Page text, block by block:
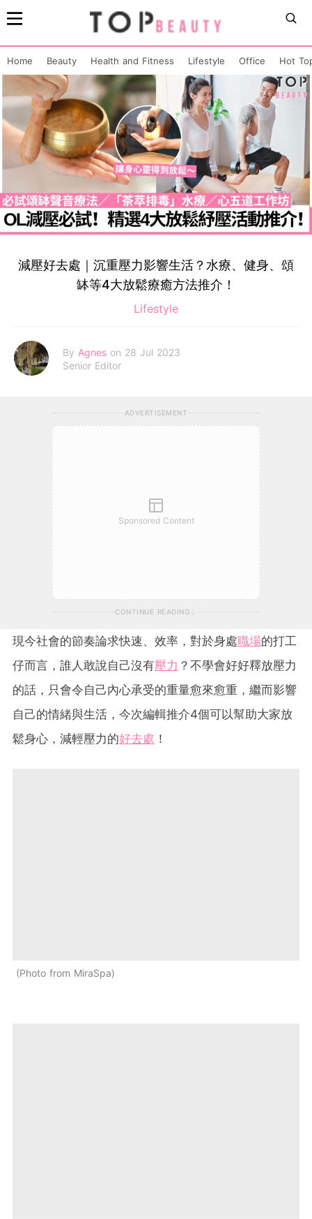
Home Beauty Health and Fitness Lifestyle Office Hot
減壓好去處｜沉重壓力影響生活？水療、健身、頌
缽等4大放鬆療癒方法推介！
Lifestyle
By Agnes on 28 Jul 2023
Senior Editor
ADVERTISEMENT
Sponsored Content
CONTINUE READING
現今社會的節奏論求快速、效率，對於身處職場的打工
仔而言，誰人敢說自己沒有壓力 ？不學會好好釋放壓力
的話，只會令自己內心承受的重量愈來愈重，繼而影響
自己的情緒與生活，今次編輯推介4個可以幫助大家放
鬆身心，減輕壓力的好去處 ！
Photo from MiraSpa